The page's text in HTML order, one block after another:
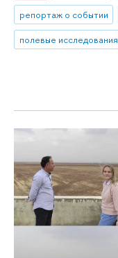
репортаж о событии
полевые исследования